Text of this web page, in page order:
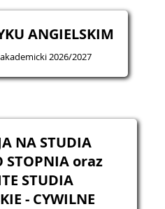
ANGIELSKIM
2026/2027
NA STUDIA
STOPNIA oraz
STUDIA
MAGISTERSKIE - CYWILNE